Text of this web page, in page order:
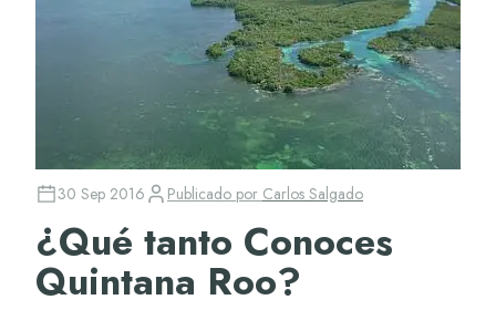
30 Sep 2016 Publicado por Carlos Salgado
¿Qué tanto Conoces
Quintana Roo?